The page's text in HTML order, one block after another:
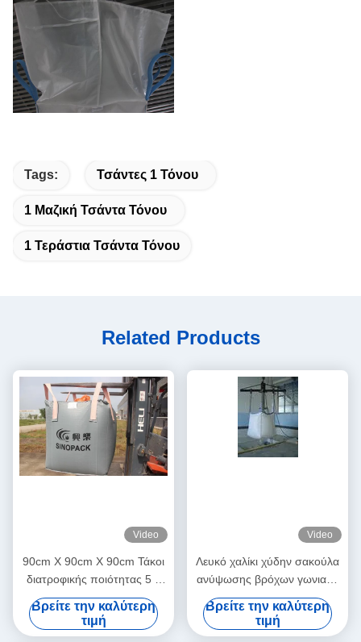
Tags: Τσάντες 1 Τόνου
1 Μαζική Τσάντα Τόνου
1 Τεράστια Τσάντα Τόνου
Related Products
Video
90cm X 90cm X 90cm Τάκοι
διατροφικής ποιότητας 5 1
και 6 1 Σχέδιο ασφάλειας για
τις απαιτήσεις του πελάτη
Βρείτε την καλύτερη
τιμή
Video
Λευκό χαλίκι χύδην σακούλα
ανύψωσης βρόχων γωνιακή
σχεδίαση
Βρείτε την καλύτερη
τιμή